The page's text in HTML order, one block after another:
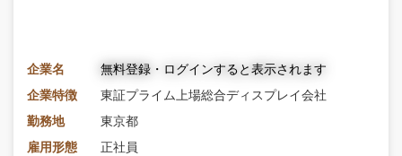
企業名
無料登録・ログインすると表示されます
企業特徴
東証プライム上場総合ディスプレイ会社
勤務地
東京都
雇用形態
正社員